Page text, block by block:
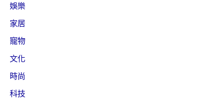
娛樂
家居
寵物
文化
時尚
科技